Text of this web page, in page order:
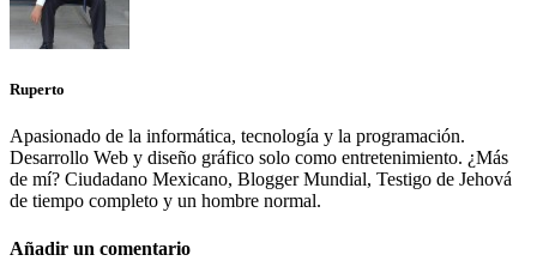
Ruperto
Apasionado de la informática, tecnología y la programación.
Desarrollo Web y diseño gráfico solo como entretenimiento. ¿Más
de mí? Ciudadano Mexicano, Blogger Mundial, Testigo de Jehová
de tiempo completo y un hombre normal.
Añadir un comentario